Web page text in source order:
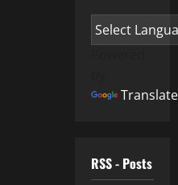
Translate
RSS - Posts